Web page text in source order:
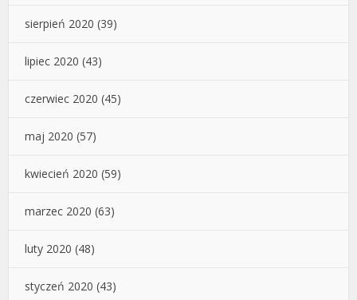
sierpień 2020 (39)
lipiec 2020 (43)
czerwiec 2020 (45)
maj 2020 (57)
kwiecień 2020 (59)
marzec 2020 (63)
luty 2020 (48)
styczeń 2020 (43)